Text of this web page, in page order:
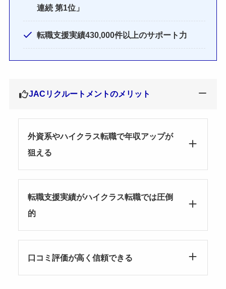
連続 第1位」
転職支援実績430,000件以上のサポート力
JACリクルートメントのメリット
外資系やハイクラス転職で年収アップが
狙える
転職支援実績がハイクラス転職では圧倒
的
口コミ評価が高く信頼できる